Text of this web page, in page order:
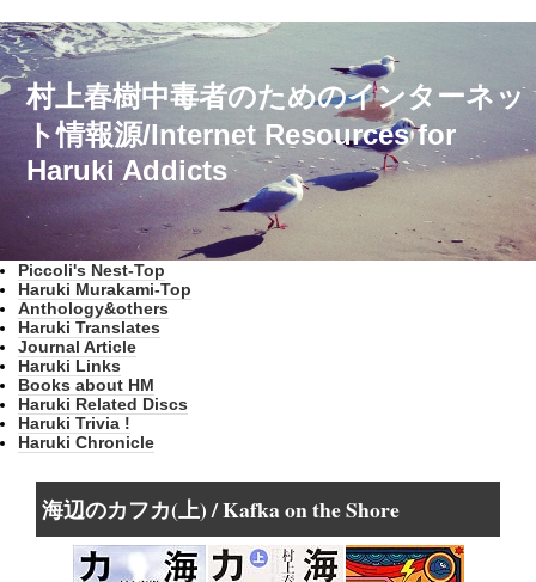
村上春樹中毒者のためのインターネッ
ト情報源/Internet Resources for
Haruki Addicts
Piccoli's Nest-Top
Haruki Murakami-Top
Anthology&others
Haruki Translates
Journal Article
Haruki Links
Books about HM
Haruki Related Discs
Haruki Trivia !
Haruki Chronicle
海辺のカフカ(上) / Kafka on the Shore